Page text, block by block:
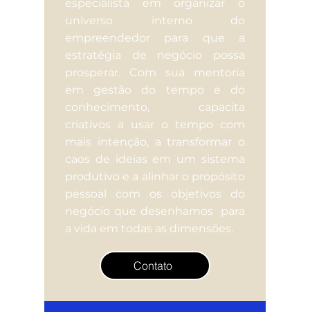
especialista em organizar o
universo interno do
empreendedor para que a
estratégia de negócio possa
prosperar. Com sua mentoria
em gestão do tempo e do
conhecimento, capacita
criativos a usar o tempo com
mais intenção, a transformar o
caos de ideias em um sistema
produtivo e a alinhar o propósito
pessoal com os objetivos do
negócio que desenhamos para
a vida em todas as dimensões.
Contato